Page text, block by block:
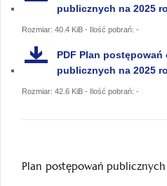
publicznych na 2025
Rozmiar: 40.4 KiB - Ilość pobrań: -
PDF Plan postępowań
publicznych na 2025
Rozmiar: 42.6 KiB - Ilość pobrań: -
Plan postępowań